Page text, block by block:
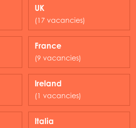
UK
(17 vacancies)
France
(9 vacancies)
Ireland
(1 vacancies)